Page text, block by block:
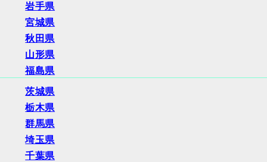
岩手県
宮城県
秋田県
山形県
福島県
茨城県
栃木県
群馬県
埼玉県
千葉県